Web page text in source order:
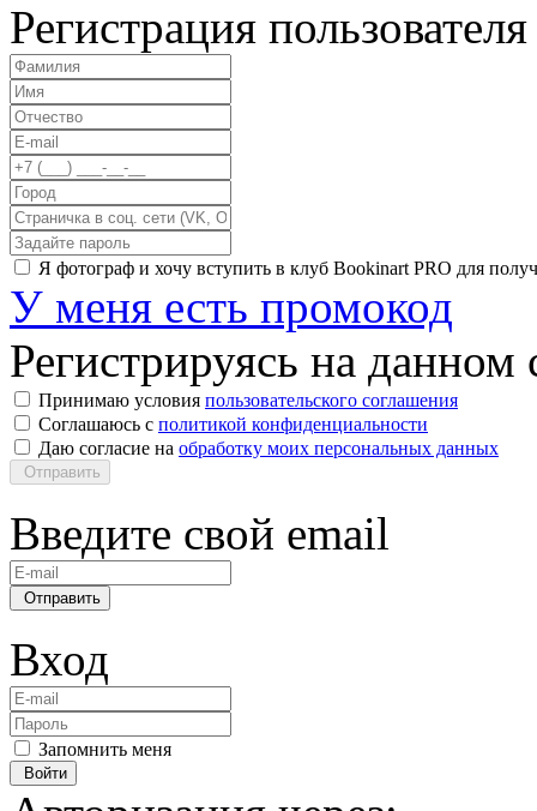
Регистрация пользователя
Я фотограф и хочу вступить в клуб Bookinart PRO для
У меня есть промокод
Регистрируясь на данном
Принимаю условия пользовательского соглашения
Соглашаюсь с политикой конфиденциальности
Даю согласие на обработку моих персональных данных
Отправить
Введите свой email
Отправить
Вход
Запомнить меня
Войти